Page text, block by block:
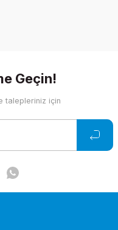
Geçin!
talepleriniz için